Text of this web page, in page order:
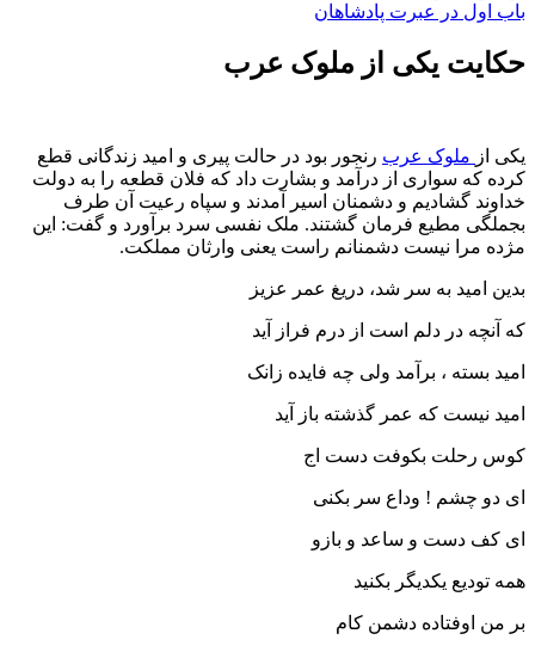
باب اول در عبرت پادشاهان
حکایت یکی از ملوک عرب
یکی از ملوک عرب رنجور بود در حالت پیری و امید زندگانی قطع
کرده که سواری از درآمد و بشارت داد که فلان قطعه را به دولت
خداوند گشادیم و دشمنان اسیر آمدند و سپاه رعیت آن طرف
بجملگی مطیع فرمان گشتند. ملک نفسی سرد برآورد و گفت: این
مژده مرا نیست دشمنانم راست یعنی وارثان مملکت.
بدین امید به سر شد، دریغ عمر عزیز
که آنچه در دلم است از درم فراز آید
امید بسته ، برآمد ولى چه فایده زانک
امید نیست که عمر گذشته باز آید
کوس رحلت بکوفت دست اج
اى دو چشم ! وداع سر بکنی
اى کف دست و ساعد و بازو
همه تودیع یکدیگر بکنید
بر من اوفتاده دشمن کام